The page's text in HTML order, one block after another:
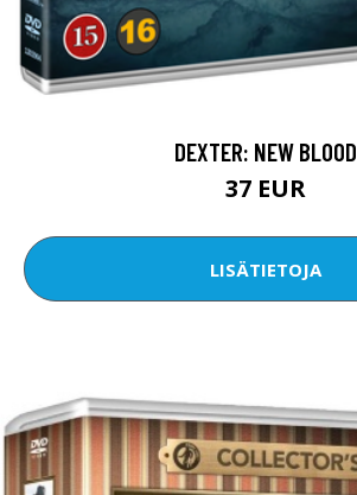
DEXTER: NEW BLOOD
37 EUR
LISÄTIETOJA